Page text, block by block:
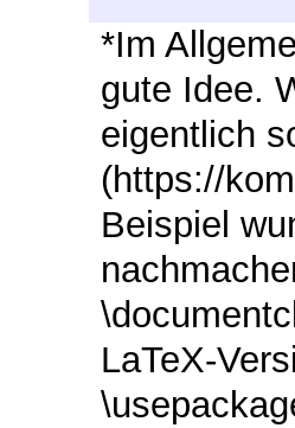
*Im
gute Idee.
eigentlich
(https://
Beispiel
LaTeX-